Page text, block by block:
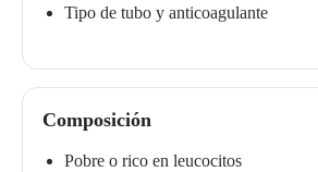
Tipo de tubo y anticoagulante
Composición
Pobre o rico en leucocitos